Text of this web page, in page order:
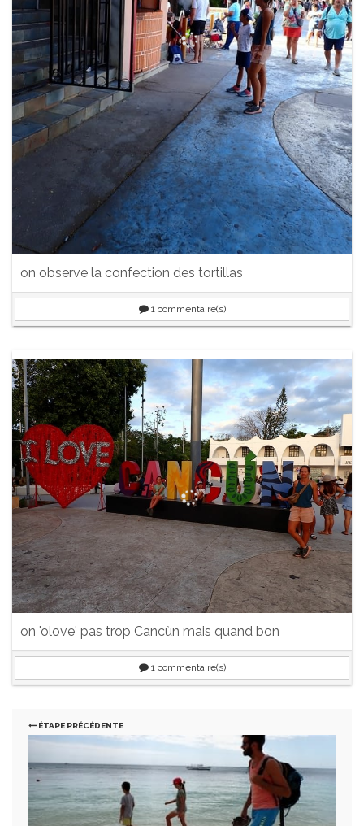
on observe la confection des tortillas
1 commentaire(s)
on 'olove' pas trop Cancùn mais quand bon
1commentaire(s)
ÉTAPE PRÉCÉDENTE